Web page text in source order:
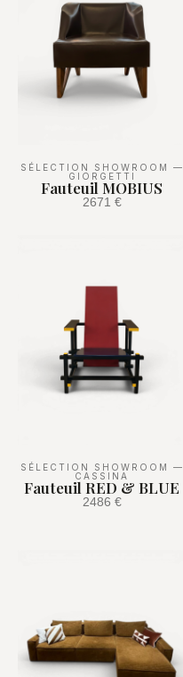
SÉLECTION SHOWROOM
—
GIORGETTI
Fauteuil MOBIUS
2671 €
SÉLECTION SHOWROOM
—
CASSINA
Fauteuil RED & BLUE
2486 €